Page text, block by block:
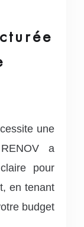
une
a
pour
en tenant
budget